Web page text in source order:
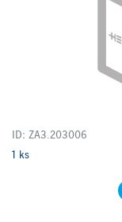
ID: ZA3.203006
1 ks